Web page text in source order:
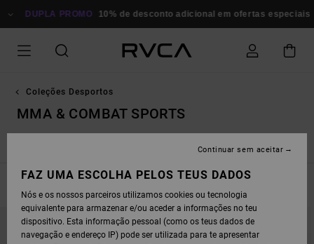
PARA
GRELHA
DUPLA PROMO 10% de desconto adicional em ofertas especiais
Coleções Desportos
MMA & COMBAT SPORTS
MMA & Combat Sports
AVANÇAR
PARA
CRITÉRIOS
AVANÇAR
PARA
FAZ UMA ESCOLHA PELOS TEUS DADOS
Nós e os nossos parceiros utilizamos cookies ou tecnologia
equivalente para armazenar e/ou aceder a informações no teu
dispositivo. Esta informação pessoal (como os teus dados de
navegação e endereço IP) pode ser utilizada para te apresentar
Continuar sem aceitar